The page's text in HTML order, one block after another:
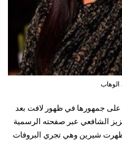
الوهاب
جمهورها في ظهور لافت بعد
الشافعي عبر صفحته الرسمية
شيرين وهي تجري البروفات